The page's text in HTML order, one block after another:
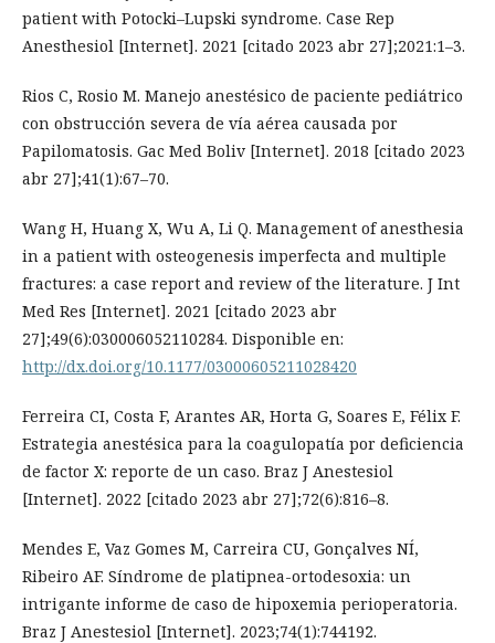
patient with Potocki–Lupski syndrome. Case Rep
Anesthesiol [Internet]. 2021 [citado 2023 abr 27];2021:1–3.
Rios C, Rosio M. Manejo anestésico de paciente pediátrico
con obstrucción severa de vía aérea causada por
Papilomatosis. Gac Med Boliv [Internet]. 2018 [citado 2023
abr 27];41(1):67–70.
Wang H, Huang X, Wu A, Li Q. Management of anesthesia
in a patient with osteogenesis imperfecta and multiple
fractures: a case report and review of the literature. J Int
Med Res [Internet]. 2021 [citado 2023 abr
27];49(6):030006052110284. Disponible en:
http://dx.doi.org/10.1177/03000605211028420
Ferreira CI, Costa F, Arantes AR, Horta G, Soares E, Félix F.
Estrategia anestésica para la coagulopatía por deficiencia
de factor X: reporte de un caso. Braz J Anestesiol
[Internet]. 2022 [citado 2023 abr 27];72(6):816–8.
Mendes E, Vaz Gomes M, Carreira CU, Gonçalves NÍ,
Ribeiro AF. Síndrome de platipnea-ortodesoxia: un
intrigante informe de caso de hipoxemia perioperatoria.
Braz J Anestesiol [Internet]. 2023;74(1):744192.